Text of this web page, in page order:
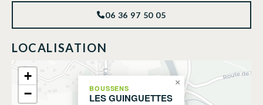
06 36 97 50 05
LOCALISATION
BOUSSENS
LES GUINGUETTES
×
+
−